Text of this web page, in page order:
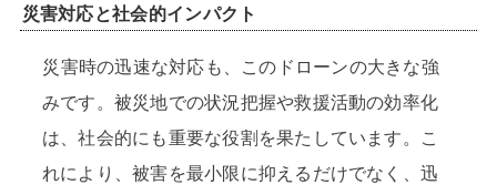
災害対応と社会的インパクト
災害時の迅速な対応も、このドローンの大きな強
みです。被災地での状況把握や救援活動の効率化
は、社会的にも重要な役割を果たしています。こ
れにより、被害を最小限に抑えるだけでなく、迅